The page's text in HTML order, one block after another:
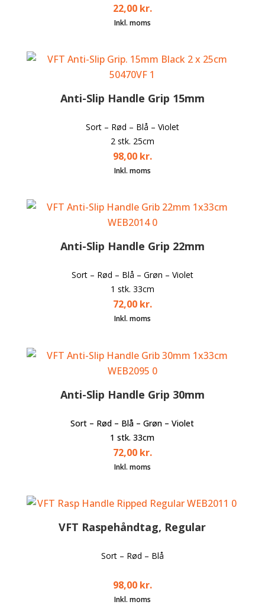
22,00 kr.
Anti-Slip Handle Grip 15mm
Sort – Rød – Blå – Violet
2 stk. 25cm
98,00 kr.
Anti-Slip Handle Grip 22mm
Sort – Rød – Blå – Grøn – Violet
1 stk. 33cm
72,00 kr.
Anti-Slip Handle Grip 30mm
Sort – Rød – Blå – Grøn – Violet
1 stk. 33cm
72,00 kr.
VFT Raspehåndtag, Regular
Sort – Rød – Blå
98,00 kr.